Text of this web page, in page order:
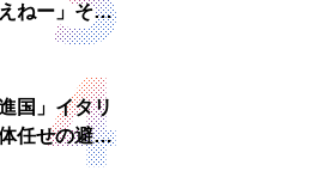
ねー」その
然組織ゆえ
国」イタリ
任せの避難
への温かい